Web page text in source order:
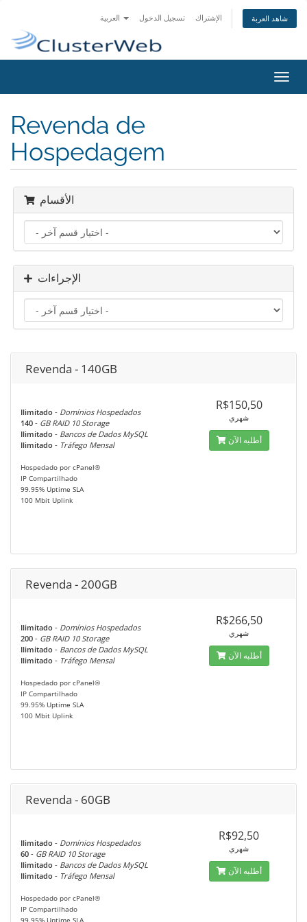
تسجيل الدخول الإشتراك شاهد العربة
تبديل
التنقل
Revenda de
Hospedagem
الأقسام
الإجراءات
Revenda - 140GB
Ilimitado - Domínios Hospedados
140 - GB RAID 10 Storage
Ilimitado - Bancos de Dados MySQL
Ilimitado - Tráfego Mensal
Hospedado por cPanel®
IP Compartilhado
99.95% Uptime SLA
100 Mbit Uplink
R$150,50
شهري
أطلبه الآن
Revenda - 200GB
Ilimitado - Domínios Hospedados
200 - GB RAID 10 Storage
Ilimitado - Bancos de Dados MySQL
Ilimitado - Tráfego Mensal
Hospedado por cPanel®
IP Compartilhado
99.95% Uptime SLA
100 Mbit Uplink
R$266,50
شهري
أطلبه الآن
Revenda - 60GB
Ilimitado - Domínios Hospedados
60 - GB RAID 10 Storage
Ilimitado - Bancos de Dados MySQL
Ilimitado - Tráfego Mensal
Hospedado por cPanel®
IP Compartilhado
R$92,50
شهري
أطلبه الآن